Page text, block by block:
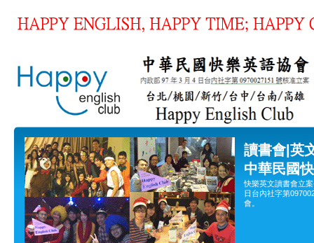
讀書會|英
中華民國
快樂英文讀書會立
日台內社字第
會。